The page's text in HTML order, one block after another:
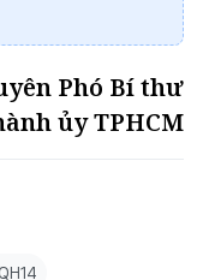
Phó Bí thư
ủy TPHCM